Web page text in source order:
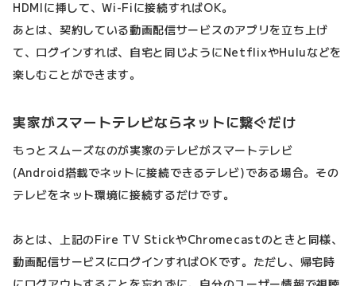
HDMIに挿して、Wi-Fiに接続すればOK。
あとは、契約している動画配信サービスのアプリを立ち上げ
て、ログインすれば、自宅と同じようにNetflixやHuluなどを
楽しむことができます。
実家がスマートテレビならネットに繋ぐだけ
もっとスムーズなのが実家のテレビがスマートテレビ
(Android搭載でネットに接続できるテレビ)である場合。その
テレビをネット環境に接続するだけです。
あとは、上記のFire TV StickやChromecastのときと同様、
動画配信サービスにログインすればOKです。ただし、帰宅時